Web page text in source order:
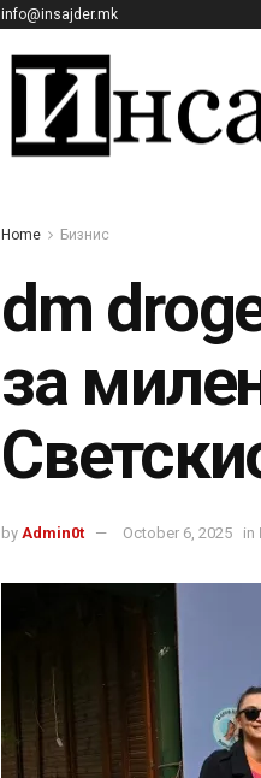
info@insajder.mk
Home Бизнис
dm
за
by Admin0t October 6, 2025 in